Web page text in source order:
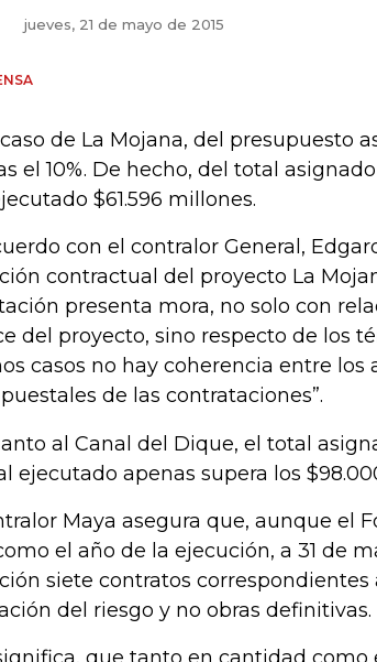
jueves, 21 de mayo de 2015
de La Mojana, del presupuesto
el 10%. De hecho, del total
$61.596 millones.
con el contralor General,
contractual del proyecto La
presenta mora, no solo con
del proyecto, sino respecto de los
casos no hay coherencia entre los
de las contrataciones”.
al Canal del Dique, el total
ejecutado apenas supera los
Maya asegura que, aunque el
el año de la ejecución, a 31 de
siete contratos correspondientes
del riesgo y no obras definitivas.